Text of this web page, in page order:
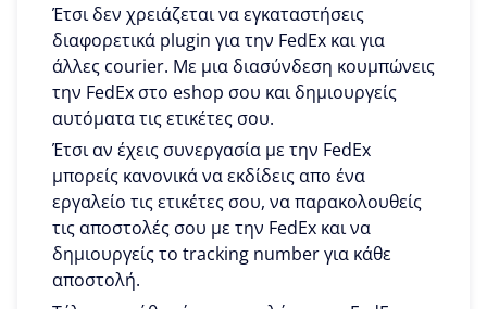
Έτσι δεν χρειάζεται να εγκαταστήσεις
διαφορετικά plugin για την FedEx και για
άλλες courier. Με μια διασύνδεση κουμπώνεις
την FedEx στο eshop σου και δημιουργείς
αυτόματα τις ετικέτες σου.
Έτσι αν έχεις συνεργασία με την FedEx
μπορείς κανονικά να εκδίδεις απο ένα
εργαλείο τις ετικέτες σου, να παρακολουθείς
τις αποστολές σου με την FedEx και να
δημιουργείς το tracking number για κάθε
αποστολή.